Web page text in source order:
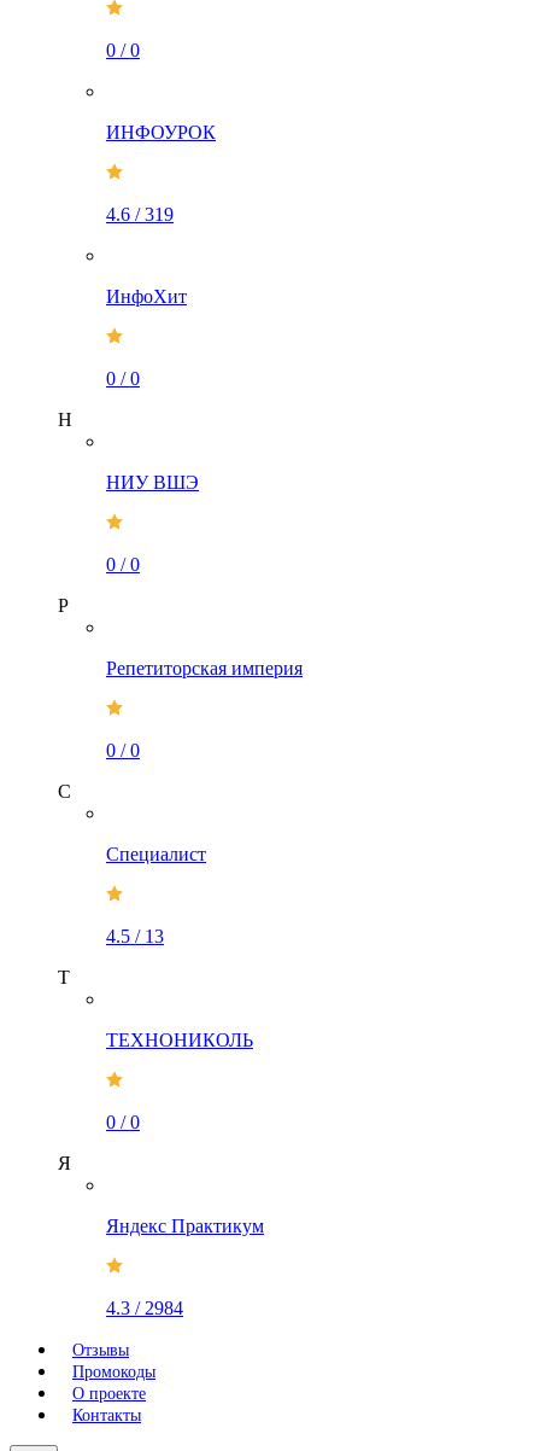
0 /0
ИНФОУРОК
4.6 /319
ИнфоХит
0 /0
Н
НИУ ВШЭ
0 /0
Р
Репетиторская империя
0 /0
С
Специалист
4.5 / 13
Т
ТЕХНОНИКОЛЬ
0 /0
Я
Яндекс Практикум
4.3 / 2984
Отзывы
Промокоды
О проекте
Контакты